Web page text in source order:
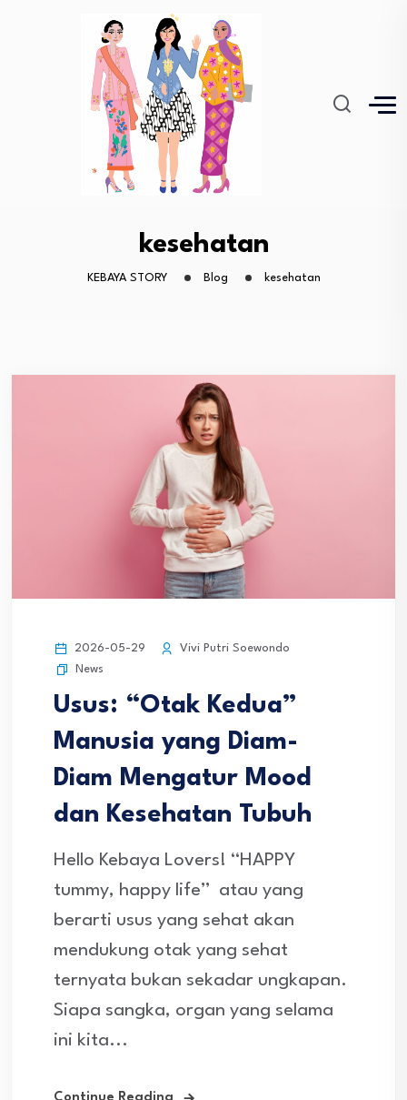
kesehatan
KEBAYA STORY Blog kesehatan
2026-05-29
Vivi Putri Soewondo
News
Usus: “Otak Kedua”
Manusia yang Diam-
Diam Mengatur Mood
dan Kesehatan Tubuh
Hello Kebaya Lovers! “HAPPY
tummy, happy life” atau yang
berarti usus yang sehat akan
mendukung otak yang sehat
ternyata bukan sekadar ungkapan.
Siapa sangka, organ yang selama
ini kita...